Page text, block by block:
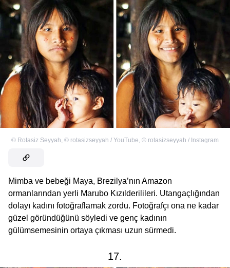
© Rotasiz Seyyah, © rotasizseyyah / YouTube, © rotasizseyyah / Instagram
Mimba ve bebeği Maya, Brezilya’nın Amazon
ormanlarından yerli Marubo Kızılderilileri. Utangaçlığından
dolayı kadını fotoğraflamak zordu. Fotoğrafçı ona ne kadar
güzel göründüğünü söyledi ve genç kadının
gülümsemesinin ortaya çıkması uzun sürmedi.
17.